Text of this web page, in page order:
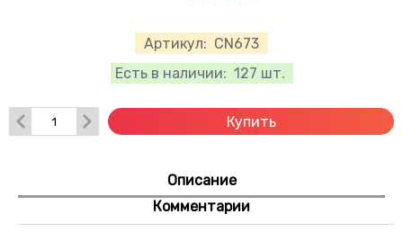
Артикул: CN673
Есть в наличии: 127 шт.
Купить
Описание
Комментарии